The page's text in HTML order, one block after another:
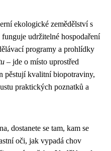
ekologické zemědělství s
udržitelné hospodaření
programy a prohlídky
– jde o místo uprostřed
pěstují kvalitní biopotraviny,
praktických poznatků a
dostanete se tam, kam se
oči, jak vypadá chov